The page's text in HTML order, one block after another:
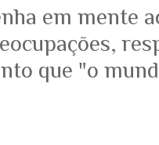
em mente
que "o